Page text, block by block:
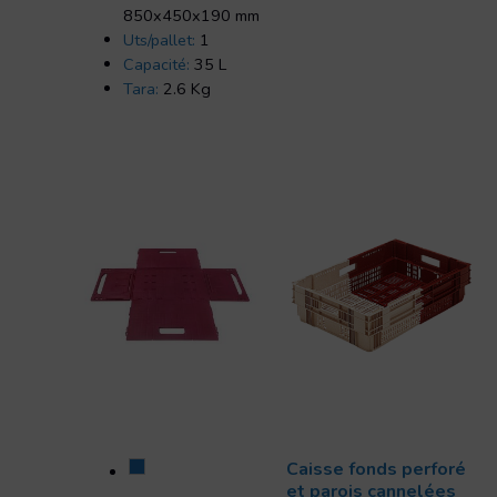
850x450x190 mm
Uts/pallet: 1
Capacité: 35 L
Tara: 2.6 Kg
Caisse fonds perforé
et parois cannelées